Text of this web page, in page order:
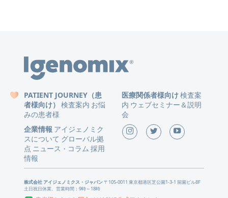
PATIENT JOURNEY（患
者様向け） 検査案内 お悩
みの患者様
医療関係者様向け検査案
内 ウェブセミナー＆説明
会
企業情報 アイジェノミク
スについて グローバル拠
点 ニュース ・ コラム 採用
情報
株式会社 アイジェノミクス・ジャパン〒105-0011 東京都港区芝公園1-3-1 留園ビル8F
土日祝日休業、営業時間：9時～18時